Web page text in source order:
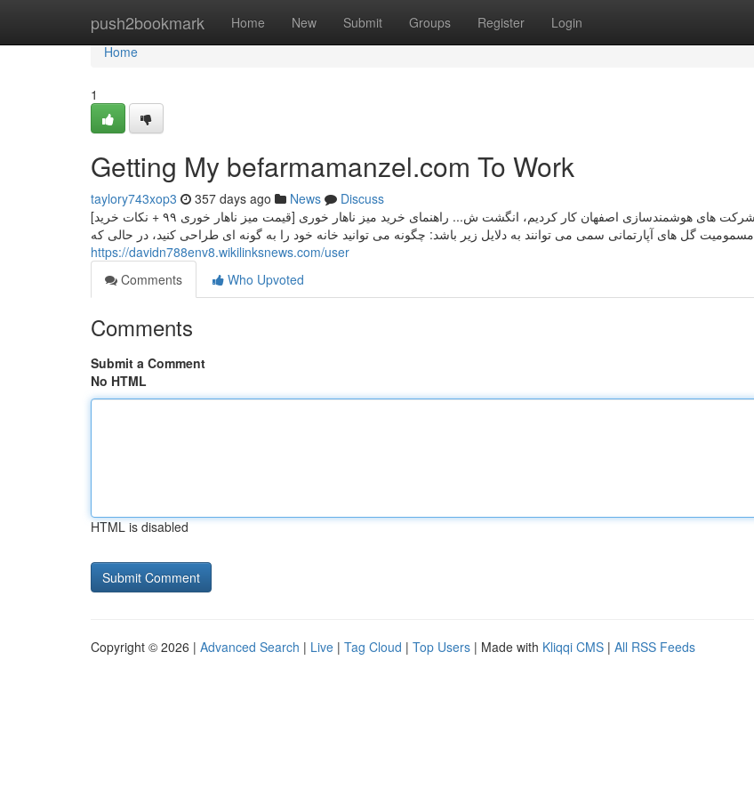
push2bookmark Home New Submit Groups Register Login
Home
Home
1
Getting My befarmamanzel.com To Work
taylory743xop3 357 days ago News
Discuss
ما با اغلب این شرکت های هوشمندسازی اصفهان کار کردیم، انگشت ش... راهنمای خرید میز ناهار خوری [قیمت میز ناهار خوری ۹۹ + نکات خرید]
مسمومیت گل های آپارتمانی سمی می توانند به دلایل زیر باشد: چگونه می توانید خانه خود را به گونه ای طراحی کنید، در حالی که
https://davidn788env8.wikilinksnews.com/user
Comments
Who Upvoted
Comments
Submit a Comment
No HTML
HTML is disabled
Copyright © 2026 | Advanced Search | Live | Tag Cloud | Top Users | Made with Kliqqi CMS | All RSS Feeds